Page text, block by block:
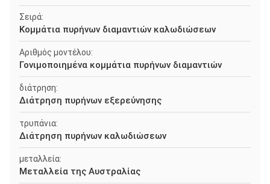
Σειρά:
Κομμάτια πυρήνων διαμαντιών καλωδιώσεων
Αριθμός μοντέλου:
Γονιμοποιημένα κομμάτια πυρήνων διαμαντιών
διάτρηση:
Διάτρηση πυρήνων εξερεύνησης
τρυπάνια:
Διάτρηση πυρήνων καλωδιώσεων
μεταλλεία:
Μεταλλεία της Αυστραλίας